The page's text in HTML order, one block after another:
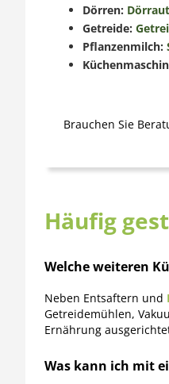
Dörren:
Getreide:
Pflanzenmilch:
Brauchen Sie
Häufig
Welche weiteren
Neben Entsaftern und
Getreidemühlen,
Ernährung
Was kann ich mit